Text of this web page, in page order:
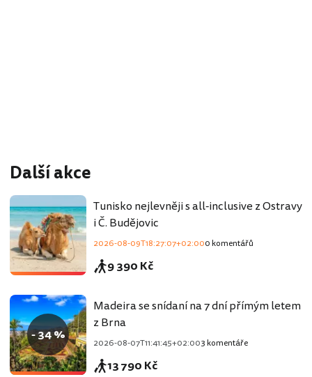
Další akce
Tunisko nejlevněji s all-inclusive z Ostravy
i Č. Budějovic
2026-08-09T18:27:07+02:000 komentářů
9 390 Kč
- 34 %
Madeira se snídaní na 7 dní přímým letem
z Brna
2026-08-07T11:41:45+02:003 komentáře
13 790 Kč